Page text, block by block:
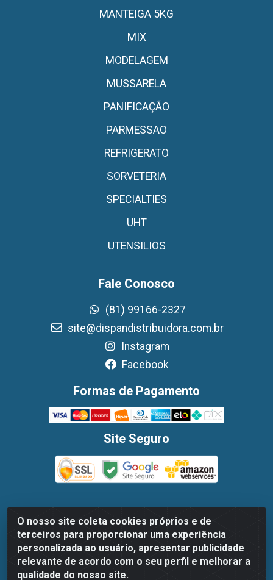
O nosso site coleta cookies próprios e de
terceiros para proporcionar uma experiência
personalizada ao usuário, apresentar publicidade
relevante de acordo com o seu perfil e melhorar a
qualidade do nosso site.
MANTEIGA 5KG
MIX
MODELAGEM
MUSSARELA
PANIFICAÇÃO
PARMESSAO
REFRIGERATO
SORVETERIA
SPECIALTIES
UHT
UTENSILIOS
Fale Conosco
(81) 99166-2327
site@dispandistribuidora.com.br
Instagram
Facebook
Formas de Pagamento
Site Seguro
Dispan Distribuidora de Alimentos LTDA - Avenida
Marechal Mascarenhas De Moraes, 1048- Imbiribeira,
Recife/PE - CEP 51.170-000 - CNPJ 30.779.584/0003-78